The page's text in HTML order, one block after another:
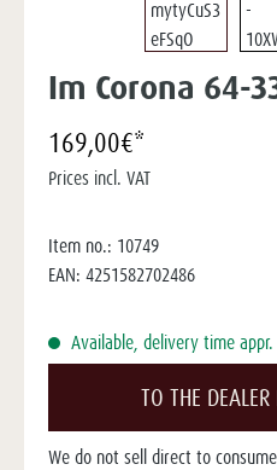
Im Corona 64-
169,00€*
Prices incl. VAT
Item no.: 10749
EAN: 4251582702486
Available, delivery time
TO THE
We do not sell direct to